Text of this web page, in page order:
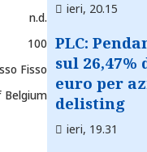
n.d.
100
Fisso
Belgium
ieri, 20.15
PLC:
sul 26,47%
euro per
delisting
ieri, 19.31